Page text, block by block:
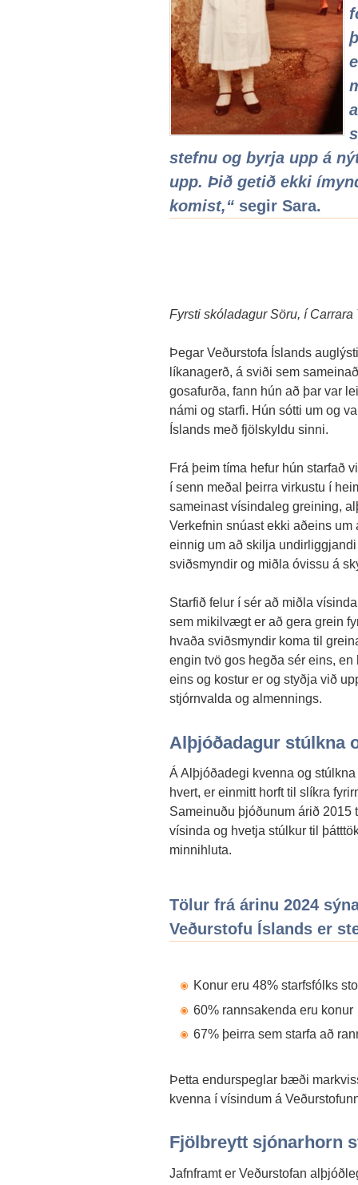
stefnu og byrja upp á
upp. Þið getið ekki
komist,“ segir Sara.
Fyrsti skóladagur Söru, í Carrara
Þegar Veðurstofa Íslands
líkanagerð, á sviði sem
gosafurða, fann hún að þar var
námi og starfi. Hún sótti um og
Íslands með fjölskyldu sinni.
Frá þeim tíma hefur hún starfað
í senn meðal þeirra virkustu í
sameinast vísindaleg greining,
Verkefnin snúast ekki aðeins
einnig um að skilja
sviðsmyndir og miðla óvissu á
Starfið felur í sér að miðla
sem mikilvægt er að gera grein
hvaða sviðsmyndir koma til
engin tvö gos hegða sér eins,
eins og kostur er og styðja við
stjórnvalda og almennings.
Alþjóðadagur stúlkna
Á Alþjóðadegi kvenna og
hvert, er einmitt horft til slíkra
Sameinuðu þjóðunum árið 2015
vísinda og hvetja stúlkur til
minnihluta.
Tölur frá árinu 2024
Veðurstofu Íslands er
Konur eru 48% starfsfólks
60% rannsakenda eru konur
67% þeirra sem starfa að
Þetta endurspeglar bæði
kvenna í vísindum á
Fjölbreytt sjónarhorn
Jafnframt er Veðurstofan